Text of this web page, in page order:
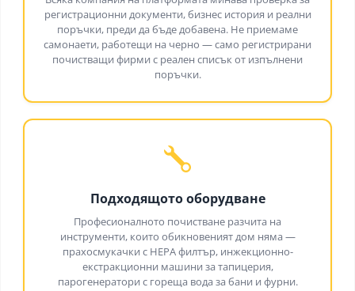
регистрационни документи, бизнес история и реални
поръчки, преди да бъде добавена. Не приемаме
самонаети, работещи на черно — само регистрирани
почистващи фирми с реален списък от изпълнени
поръчки.
Подходящото оборудване
Професионалното почистване разчита на
инструменти, които обикновеният дом няма —
прахосмукачки с HEPA филтър, инжекционно-
екстракционни машини за тапицерия,
парогенератори с гореща вода за бани и фурни.